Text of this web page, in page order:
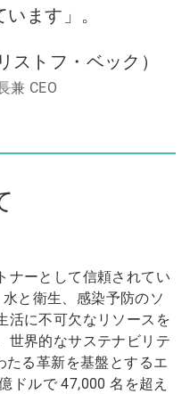
ます」。
トフ・ベック）
兼 CEO
ナーとして信頼されてい
と衛生、感染予防のソ
活に不可欠なリソースを
世界的なサステナビリテ
たる革新を基盤とするエ
ドルで 47,000 名を超え